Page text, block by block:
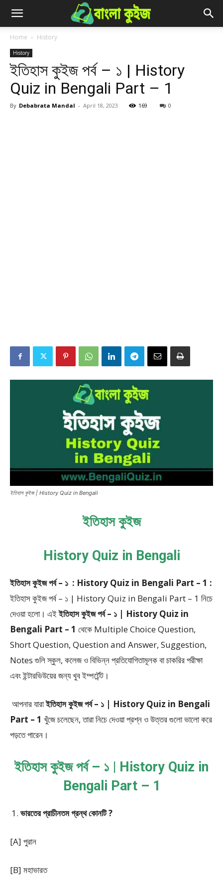
Home History
History
ইতিহাস কুইজ পর্ব – ১ | History
Quiz in Bengali Part – 1
By Debabrata Mandal - April 18, 2023 169 0
ইতিহাস কুইজ | History Quiz in Bengali
ইতিহাস কুইজ
History Quiz in Bengali
ইতিহাস কুইজ পর্ব – ১ : History Quiz in Bengali Part – 1 :
ইতিহাস কুইজ পর্ব – ১ | History Quiz in Bengali Part – 1 নিচে
দেওয়া হলো। এইইতিহাস কুইজ পর্ব – ১ | History Quiz in
Bengali Part – 1 থেকে Multiple Choice Question,
Short Question, Question and Answer, Suggestion,
Notes গুলি স্কুল, কলেজ ও বিভিন্ন প্রতিযোগিতামূলক বা চাকরির পরীক্ষা
এবং ইন্টারভিউয়ের জন্য খুব ইম্পর্টেন্ট।
আপনার যারাইতিহাস কুইজ পর্ব – ১ | History Quiz in Bengali
Part – 1 খুঁজে চলেছেন, তারা নিচে দেওয়া প্রশ্ন ও উত্তর গুলো ভালো করে
পড়তে পারেন।
ইতিহাস কুইজ পর্ব – ১ | History Quiz in
Bengali Part – 1
ভারতের প্রাচীনতম গ্রন্থ কোনটি ?
[A] পুরান
[B] মহাভারত